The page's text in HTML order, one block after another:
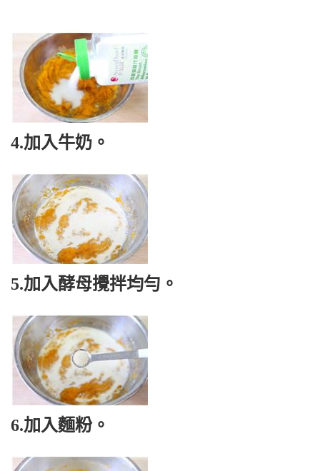
4.加入牛奶。
5.加入酵母攪拌均勻。
6.加入麵粉。